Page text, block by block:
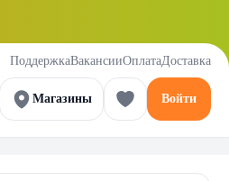
ПоддержкаВакансииОплатаДоставка
Магазины Войти